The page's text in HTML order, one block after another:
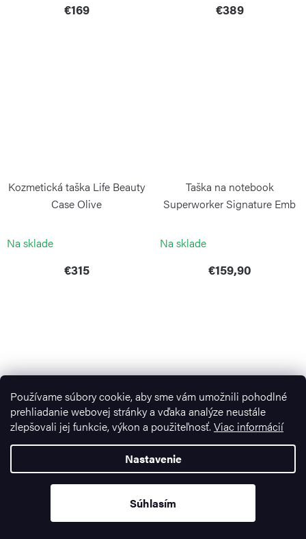
Používame súbory cookie, aby sme vám umožnili pohodlné
prehliadanie webovej stránky a vďaka analýze neustále
zlepšovali jej funkcie, výkon a použiteľnosť. Viac informácií
Nastavenie
Súhlasím
€169 €389
Kozmetická taška Life Beauty
Case Olive
Na sklade
€315
Taška na notebook
Superworker Signature Emb
Na sklade
€159,90
Cestovná taška B|Y Ulisse
BRIC`S
Cestovná taška Life Carry-On
BRIC`S
Na objednávku